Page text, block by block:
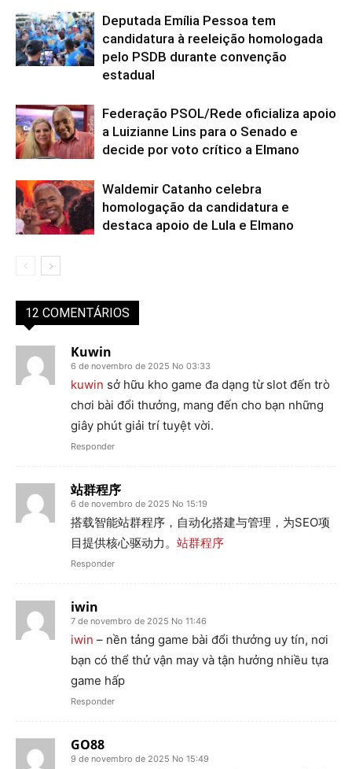
Deputada Emília Pessoa tem
candidatura à reeleição homologada
pelo PSDB durante convenção
estadual
Federação PSOL/Rede oficializa apoio
a Luizianne Lins para o Senado e
decide por voto crítico a Elmano
Waldemir Catanho celebra
homologação da candidatura e
destaca apoio de Lula e Elmano
12 COMENTÁRIOS
Kuwin
6 de novembro de 2025 No 03:33
kuwin sở hữu kho game đa dạng từ slot đến trò
chơi bài đổi thưởng, mang đến cho bạn những
giây phút giải trí tuyệt vời.
Responder
站群程序
6 de novembro de 2025 No 15:19
搭载智能站群程序，自动化搭建与管理，为SEO项
目提供核心驱动力。 站群程序
Responder
iwin
7 de novembro de 2025 No 11:46
iwin – nền tảng game bài đổi thưởng uy tín, nơi
bạn có thể thử vận may và tận hưởng nhiều tựa
game hấp
Responder
GO88
9 de novembro de 2025 No 15:49